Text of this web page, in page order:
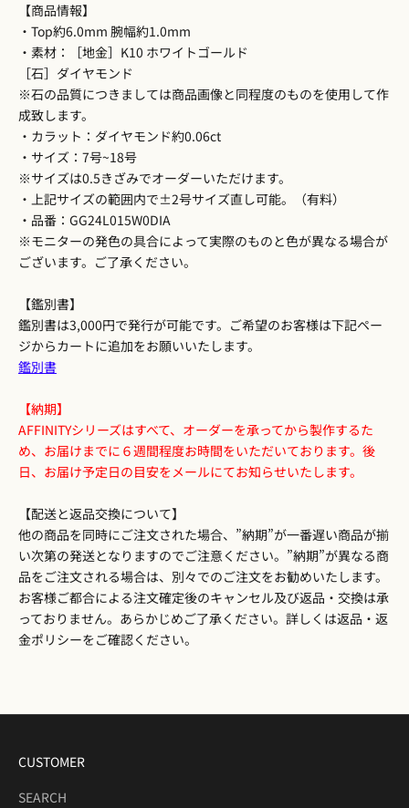
【商品情報】
・Top約6.0mm 腕幅約1.0mm
・素材：［地金］K10 ホワイトゴールド
［石］ダイヤモンド
※石の品質につきましては商品画像と同程度のものを使用して作
成致します。
・カラット：ダイヤモンド約0.06ct
・サイズ：7号~18号
※サイズは0.5きざみでオーダーいただけます。
・上記サイズの範囲内で±2号サイズ直し可能。（有料）
・品番：GG24L015W0DIA
※モニターの発色の具合によって実際のものと色が異なる場合が
ございます。ご了承ください。
【鑑別書】
鑑別書は3,000円で発行が可能です。ご希望のお客様は下記ペー
ジからカートに追加をお願いいたします。
鑑別書
【納期】
AFFINITYシリーズはすべて、オーダーを承ってから製作するた
め、お届けまでに６週間程度お時間をいただいております。後
日、お届け予定日の目安をメールにてお知らせいたします。
【配送と返品交換について】
他の商品を同時にご注文された場合、”納期”が一番遅い商品が揃
い次第の発送となりますのでご注意ください。”納期”が異なる商
品をご注文される場合は、別々でのご注文をお勧めいたします。
お客様ご都合による注文確定後のキャンセル及び返品・交換は承
っておりません。あらかじめご了承ください。詳しくは返品・返
金ポリシーをご確認ください。
CUSTOMER
SEARCH